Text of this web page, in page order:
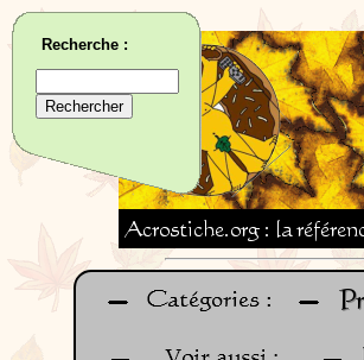
Recherche :